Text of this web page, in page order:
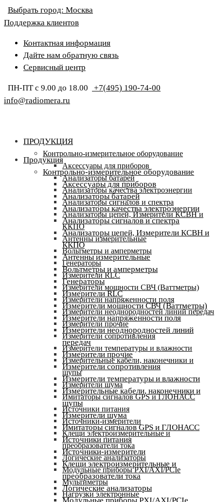
Выбрать город: Москва
Поддержка клиентов
Контактная информация
Дайте нам обратную связь
Сервисный центр
ПН-ПТ с 9.00 до 18.00
+7(495) 190-74-00
info@radiomera.ru
ПРОДУКЦИЯ
Контрольно-измерительное оборудование
Аксессуары для приборов
Анализаторы батарей
Анализаторы качества электроэнергии
Анализаторы сигналов и спектра
Анализаторы цепей, Измерители КСВН и
ККПО
Антенны измерительные
Вольтметры и амперметры
Генераторы
Измерители RLC
Измерители мощности СВЧ (Ваттметры)
Измерители напряженности поля
Измерители неоднородностей линий передач
Измерители прочие
Измерители сопротивления
Измерители температуры и влажности
Измерительные кабели, наконечники и
щупы
Измерители шума
Имитаторы сигналов GPS и ГЛОНАСС
Источники питания
Источники-измерители
Клещи электроизмерительные и
преобразователи тока
Логические анализаторы
Модульные приборы PXI/AXI/PCIe
Мультиметры
Нагрузки электронные
Продукция
Контрольно-измерительное оборудование
Аксессуары для приборов
Анализаторы батарей
Анализаторы качества электроэнергии
Анализаторы сигналов и спектра
Анализаторы цепей, Измерители КСВН и
ККПО
Антенны измерительные
Вольтметры и амперметры
Генераторы
Измерители RLC
Измерители мощности СВЧ (Ваттметры)
Измерители напряженности поля
Измерители неоднородностей линий
передач
Измерители прочие
Измерители сопротивления
Измерители температуры и влажности
Измерительные кабели, наконечники и
щупы
Измерители шума
Имитаторы сигналов GPS и ГЛОНАСС
Источники питания
Источники-измерители
Клещи электроизмерительные и
преобразователи тока
Логические анализаторы